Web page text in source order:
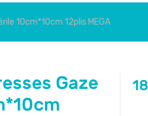
10cm*10cm 12plis MEGA
Gaze